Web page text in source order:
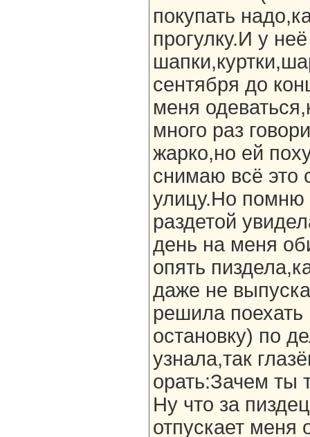
покупать
прогулку.И у
сентября до
меня
много раз
жарко,но ей
снимаю всё это
улицу.Но помню
раздетой
день на меня
опять
даже не
решила поехать
остановку) по
узнала,так
орать:Зачем ты
Ну что за
отпускает меня